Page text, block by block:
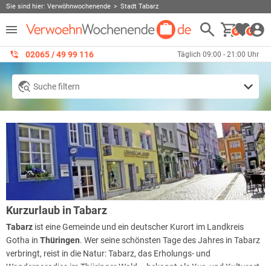
Sie sind hier: Verwöhnwochenende Stadt Tabarz
0 0
02065 / 49 ‌99 116 Täglich 09:00 - 21:00 Uhr
Suche filtern
Kurzurlaub in Tabarz
Tabarz ist eine Gemeinde und ein deutscher Kurort im Landkreis
Gotha in Thüringen. Wer seine schönsten Tage des Jahres in Tabarz
verbringt, reist in die Natur: Tabarz, das Erholungs- und
Wanderparadies im Thüringer Wald – bekannt als Kur- und Kulturort